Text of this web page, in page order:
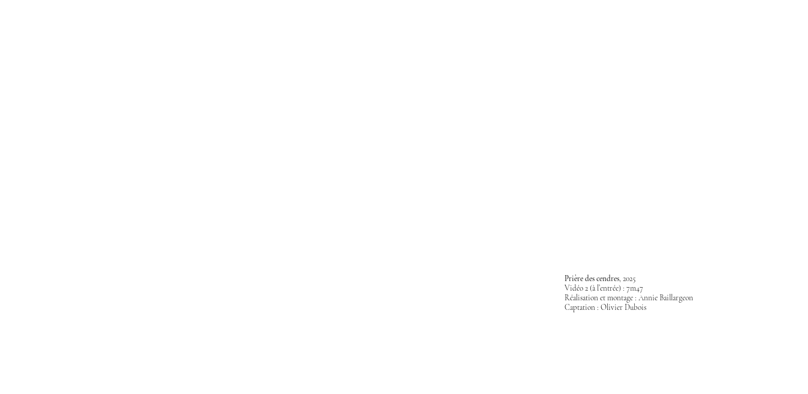
Prière des cendres, 2025
Vidéo 2 (à l’entrée) : 7m47
Réalisation et montage : Annie Baillargeon
Captation : Olivier Dubois